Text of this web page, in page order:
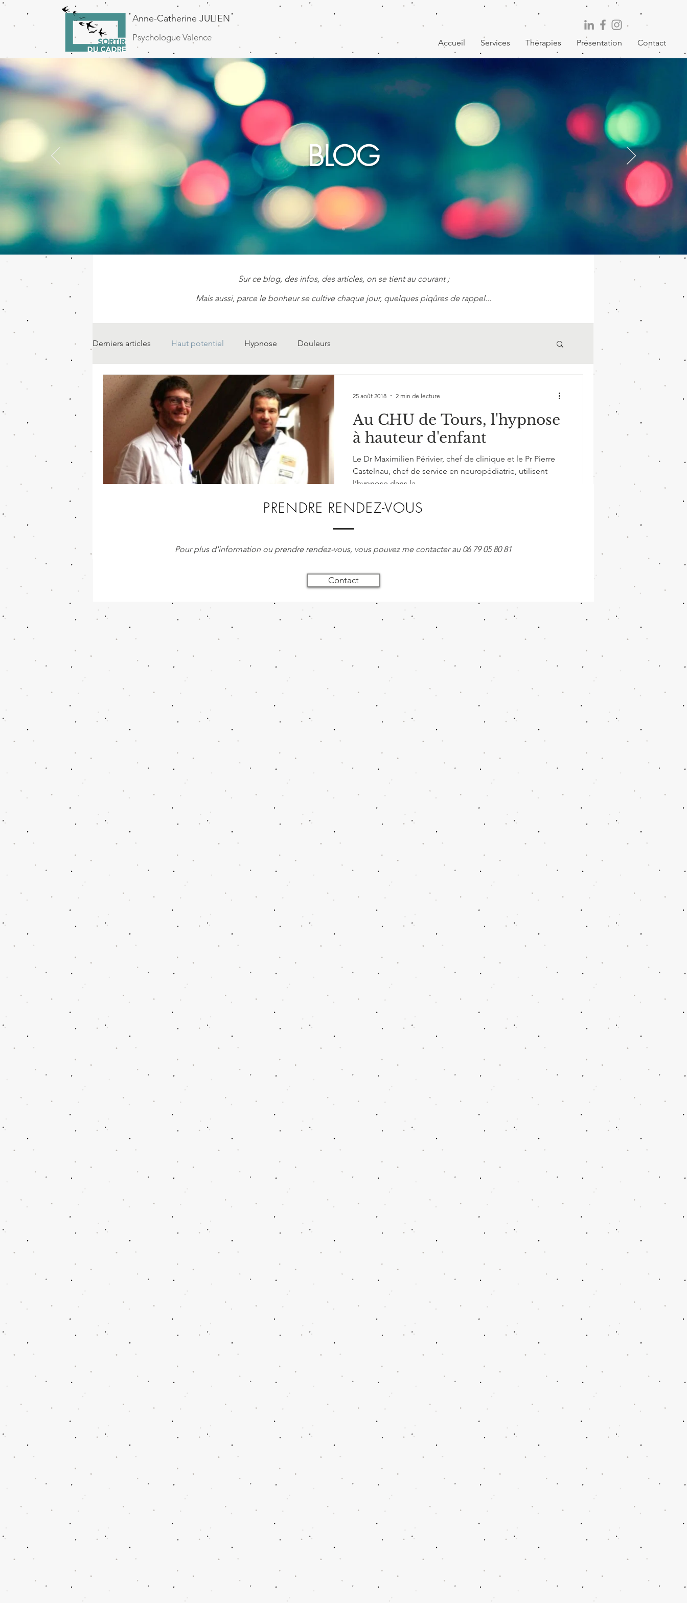
Anne-Catherine JULIEN
Psychologue Valence
Accueil Services Thérapies Présentation Contact
BLOG
Sur ce blog, des infos, des articles, on se tient au courant ;
Mais aussi, parce le bonheur se cultive chaque jour, quelques piqûres de rappel...
Derniers articles Haut potentiel Hypnose Douleurs
Au CHU de Tours, l'hypnose
à hauteur d'enfant
Le Dr Maximilien Périvier, chef de clinique et le Pr Pierre
Castelnau, chef de service en neuropédiatrie, utilisent
l’hypnose dans la...
25 août 2018 2 min de lecture
PRENDRE RENDEZ-VOUS
Pour plus d'information ou prendre rendez-vous, vous pouvez me contacter au 06 79 05 80 81
Contact